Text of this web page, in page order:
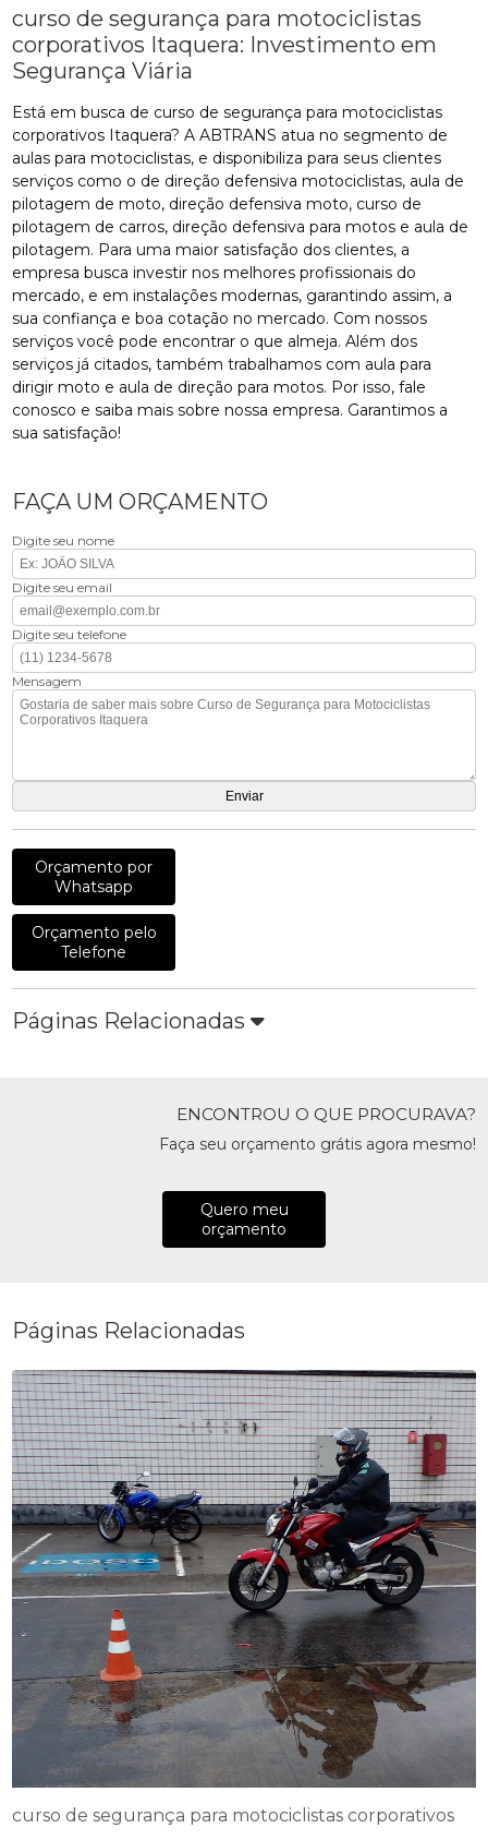
curso de segurança para motociclistas
corporativos Itaquera: Investimento em
Segurança Viária
Está em busca de curso de segurança para motociclistas
corporativos Itaquera? A ABTRANS atua no segmento de
aulas para motociclistas, e disponibiliza para seus clientes
serviços como o de direção defensiva motociclistas, aula de
pilotagem de moto, direção defensiva moto, curso de
pilotagem de carros, direção defensiva para motos e aula de
pilotagem. Para uma maior satisfação dos clientes, a
empresa busca investir nos melhores profissionais do
mercado, e em instalações modernas, garantindo assim, a
sua confiança e boa cotação no mercado. Com nossos
serviços você pode encontrar o que almeja. Além dos
serviços já citados, também trabalhamos com aula para
dirigir moto e aula de direção para motos. Por isso, fale
conosco e saiba mais sobre nossa empresa. Garantimos a
sua satisfação!
FAÇA UM ORÇAMENTO
Digite seu nome
Digite seu email
Digite seu telefone
Mensagem
Orçamento por
Whatsapp
Orçamento pelo
Telefone
Páginas Relacionadas
ENCONTROU O QUE PROCURAVA?
Faça seu orçamento grátis agora mesmo!
Quero meu
orçamento
Páginas Relacionadas
curso de segurança para motociclistas corporativos